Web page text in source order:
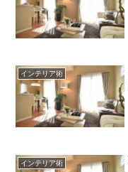
インテリア術
インテリア術